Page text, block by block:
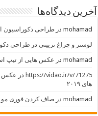
آخرین دیدگاه‌ها
mohamad درطراحی دکوراسیون
لوستر و چراغ تزييني درطراحی
mohamad در عکس هایی از تیپ
https://vidao.ir/v/71275 در عکس
های ۲۰۱۹
mohamad در صاف کردن فوری مو